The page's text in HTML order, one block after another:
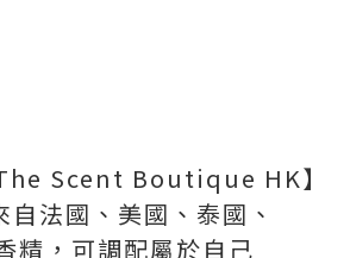
Scent Boutique HK】
法國、美國、泰國、
精，可調配屬於自己